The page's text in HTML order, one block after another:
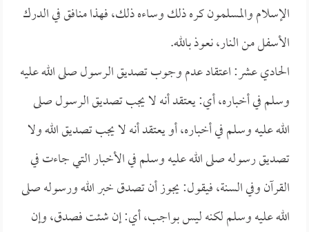
الإسلام والمسلمون كره ذلك وساءه ذلك، فهذا منافق في الدرك
الأسفل من النار، نعوذ بالله.
الحادي عشر: اعتقاد عدم وجوب تصديق الرسول صلى الله عليه
وسلم في أخباره، أي: يعتقد أنه لا يجب تصديق الرسول صلى
الله عليه وسلم في أخباره، أو يعتقد أنه لا يجب تصديق الله ولا
تصديق رسوله صلى الله عليه وسلم في الأخبار التي جاءت في
القرآن وفي السنة، فيقول: يجوز أن تصدق خبر الله ورسوله صلى
الله عليه وسلم لكنه ليس بواجب، أي: إن شئت فصدق، وإن